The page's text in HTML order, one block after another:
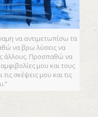
να αντιμετωπίσω τα
να βρω λύσεις να
άλλους. Προσπαθώ να
μου και τους
σκέψεις μου και τις